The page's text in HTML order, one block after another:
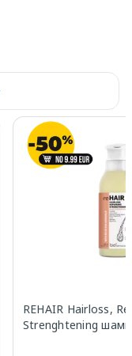
REHAIR Hairloss,
Strenghtening